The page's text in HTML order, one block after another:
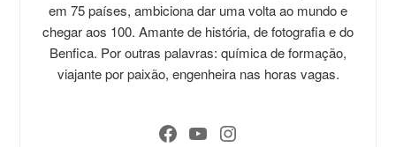
em 75 países, ambiciona dar uma volta ao mundo e
chegar aos 100. Amante de história, de fotografia e do
Benfica. Por outras palavras: química de formação,
viajante por paixão, engenheira nas horas vagas.